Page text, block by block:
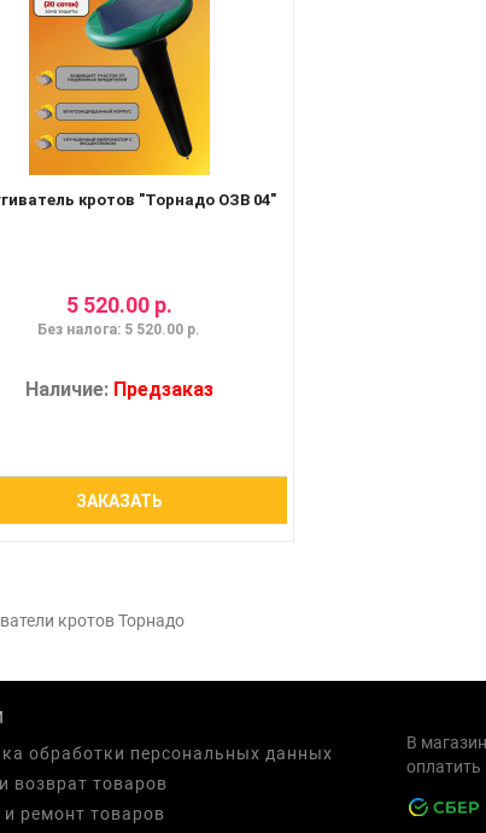
кротов "Торнадо ОЗВ 04"
5 520.00 р.
Без налога: 5 520.00 р.
Наличие: Предзаказ
ЗАКАЗАТЬ
кротов Торнадо
обработки персональных данных
возврат товаров
и ремонт товаров
В